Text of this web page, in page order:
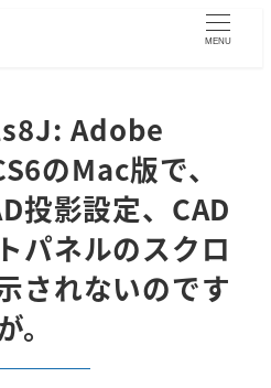
MENU
Adobe
のMac版で、
投影設定、CAD
パネルのスクロ
されないのです
。